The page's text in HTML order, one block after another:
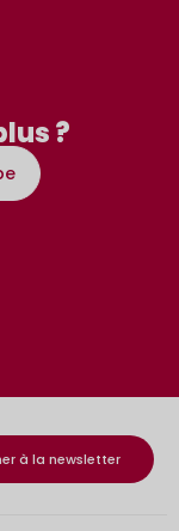
?
à la newsletter